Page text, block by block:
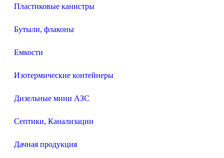
Пластиковые канистры
Бутыли, флаконы
Емкости
Изотермические контейнеры
Дизельные мини АЗС
Септики, Канализации
Дачная продукция